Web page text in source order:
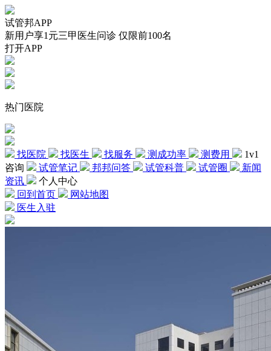
试管邦APP
新用户享1元三甲医生问诊 仅限前100名
打开APP
热门医院
找医院 找医生 找服务 测成功率 测费用
1v1
咨询
试管笔记 邦邦问答 试管科普 试管圈
新闻
资讯
个人中心
回到首页
网站地图
医生入驻